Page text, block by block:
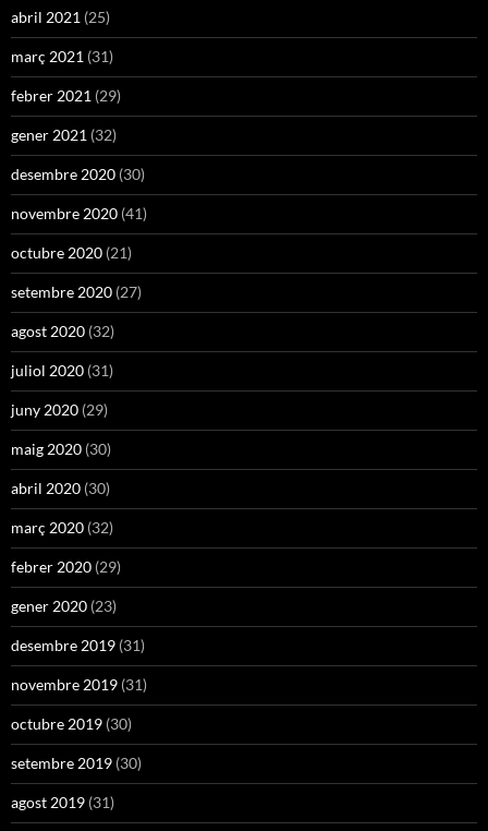
abril 2021 (25)
març 2021 (31)
febrer 2021 (29)
gener 2021 (32)
desembre 2020 (30)
novembre 2020 (41)
octubre 2020 (21)
setembre 2020 (27)
agost 2020 (32)
juliol 2020 (31)
juny 2020 (29)
maig 2020 (30)
abril 2020 (30)
març 2020 (32)
febrer 2020 (29)
gener 2020 (23)
desembre 2019 (31)
novembre 2019 (31)
octubre 2019 (30)
setembre 2019 (30)
agost 2019 (31)